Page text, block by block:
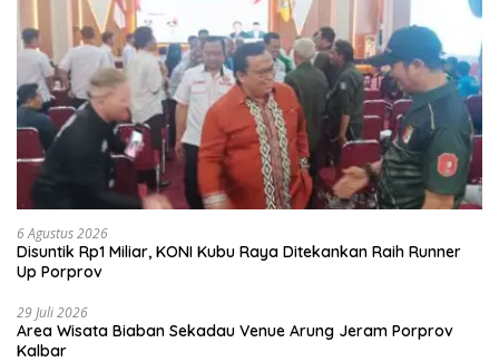
6 Agustus 2026
Disuntik Rp1 Miliar, KONI Kubu Raya Ditekankan Raih Runner
Up Porprov
29 Juli 2026
Area Wisata Biaban Sekadau Venue Arung Jeram Porprov
Kalbar